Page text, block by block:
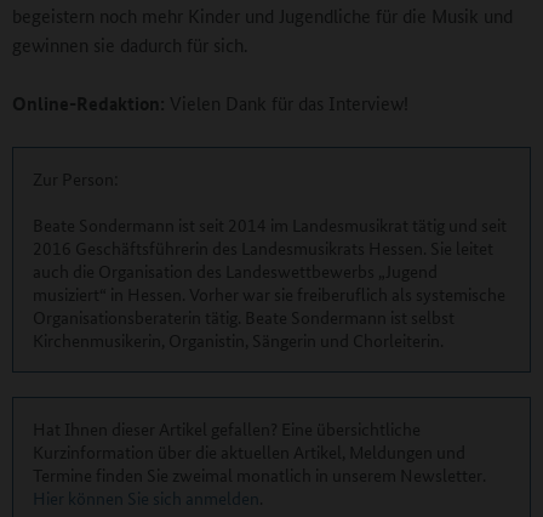
begeistern noch mehr Kinder und Jugendliche für die Musik und
gewinnen sie dadurch für sich.
Online-Redaktion: Vielen Dank für das Interview!
Hier können Sie sich anmelden